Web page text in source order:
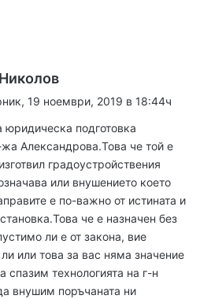
а
:
19 ноември, 2019 в 18:44ч
юридическа подготовка
жа Александрова.Това че той е
градоустройствения
или внушението което
е по-важно от истината и
че е назначен без
ли е от закона, вие
или това за вас няма значение
спазим технологията на г-н
внушим поръчаната ни